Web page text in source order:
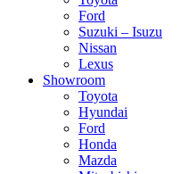
Ford
Suzuki – Isuzu
Nissan
Lexus
Showroom
Toyota
Hyundai
Ford
Honda
Mazda